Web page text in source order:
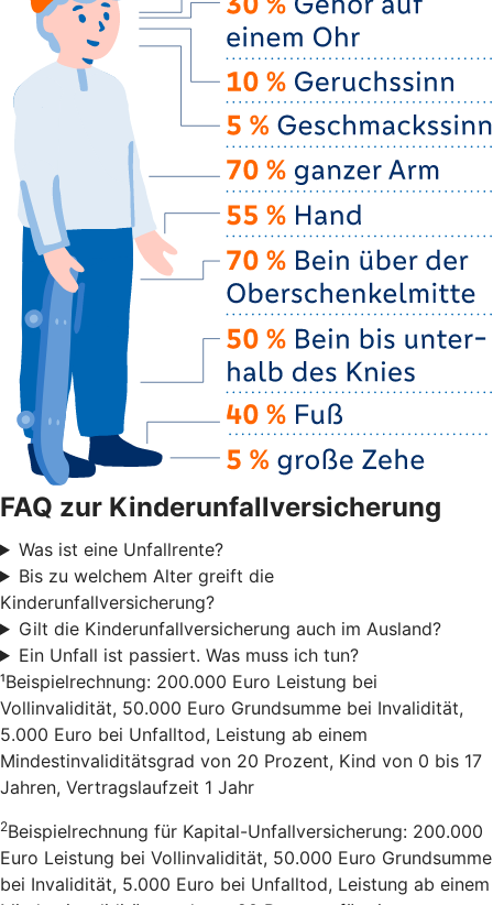
FAQ zur Kinderunfallversicherung
Was ist eine Unfallrente?
Bis zu welchem Alter greift die
Kinderunfallversicherung?
Gilt die Kinderunfallversicherung auch im Ausland?
Ein Unfall ist passiert. Was muss ich tun?
¹Beispielrechnung: 200.000 Euro Leistung bei
Vollinvalidität, 50.000 Euro Grundsumme bei Invalidität,
5.000 Euro bei Unfalltod, Leistung ab einem
Mindestinvaliditätsgrad von 20 Prozent, Kind von 0 bis 17
Jahren, Vertragslaufzeit 1 Jahr
2Beispielrechnung für Kapital-Unfallversicherung: 200.000
Euro Leistung bei Vollinvalidität, 50.000 Euro Grundsumme
bei Invalidität, 5.000 Euro bei Unfalltod, Leistung ab einem